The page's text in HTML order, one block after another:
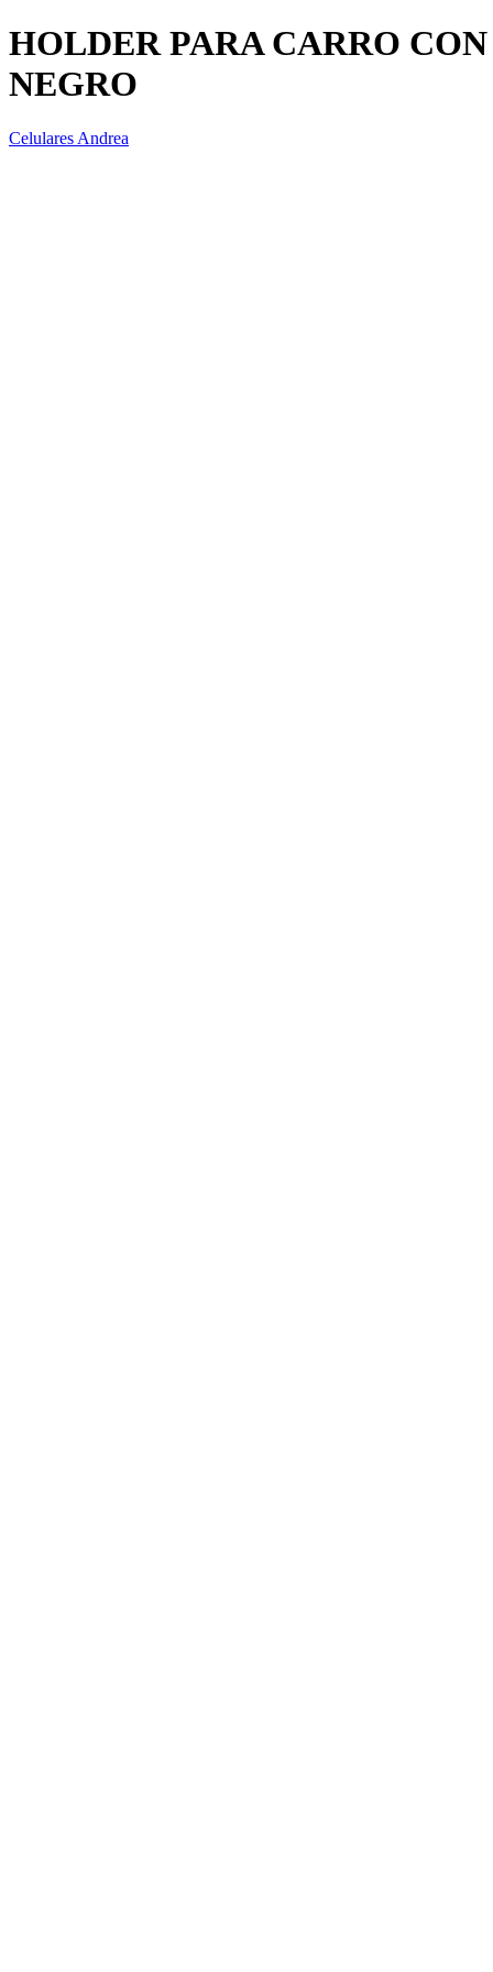
HOLDER PARA CARRO
NEGRO
Celulares Andrea